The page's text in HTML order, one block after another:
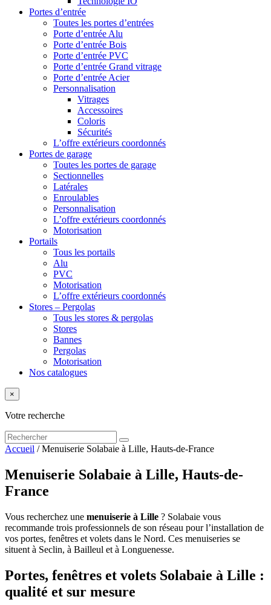
Portes d’entrée
Toutes les portes d’entrées
Porte d’entrée Alu
Porte d’entrée Bois
Porte d’entrée PVC
Porte d’entrée Grand vitrage
Porte d’entrée Acier
Personnalisation
Vitrages
Accessoires
Coloris
Sécurités
L’offre extérieurs coordonnés
Portes de garage
Toutes les portes de garage
Sectionnelles
Latérales
Enroulables
Personnalisation
L’offre extérieurs coordonnés
Motorisation
Portails
Tous les portails
Alu
PVC
Motorisation
L’offre extérieurs coordonnés
Stores – Pergolas
Tous les stores & pergolas
Stores
Bannes
Pergolas
Motorisation
Nos catalogues
×
Votre recherche
Accueil /Menuiserie Solabaie à Lille, Hauts-de-France
Menuiserie Solabaie à Lille, Hauts-de-
France
Vous recherchez une menuiserie à Lille ? Solabaie vous
recommande trois professionnels de son réseau pour l’installation de
vos portes, fenêtres et volets dans le Nord. Ces menuiseries se
situent à Seclin, à Bailleul et à Longuenesse.
Portes, fenêtres et volets Solabaie à Lille :
qualité et sur mesure